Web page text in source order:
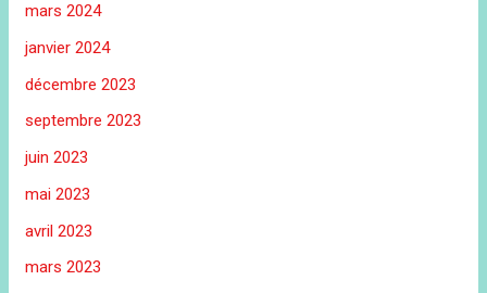
mars 2024
janvier 2024
décembre 2023
septembre 2023
juin 2023
mai 2023
avril 2023
mars 2023